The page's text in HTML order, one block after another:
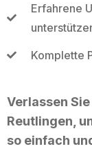
Erfahrene
Komplette
Verlassen
Reutlingen,
so einfach